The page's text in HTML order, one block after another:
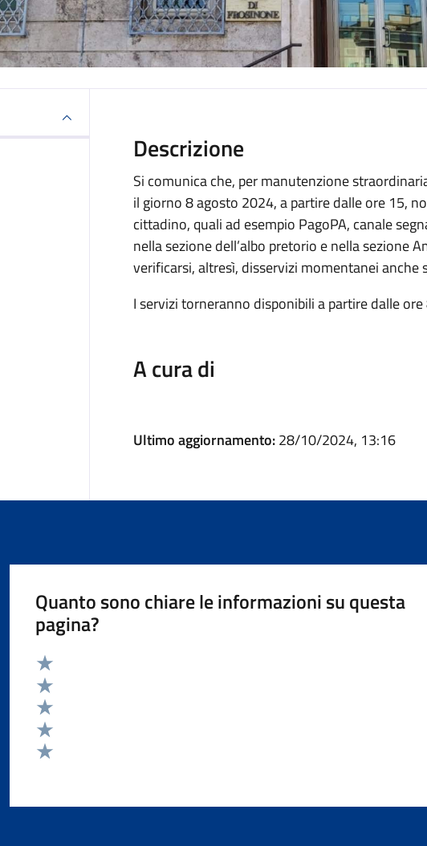
Descrizione
Si comunica che, per manutenzione
il giorno 8 agosto 2024, a partire dalle ore 15,
cittadino, quali ad esempio PagoPA, canale
nella sezione dell’albo pretorio e nella sezione
verificarsi, altresì, disservizi momentanei
I servizi torneranno disponibili a partire dalle
A cura di
Ultimo aggiornamento:28/10/2024, 13:16
Quanto sono chiare le informazioni su questa
pagina?
Valuta 5 stelle su 5
Valuta 4 stelle su 5
Valuta 3 stelle su 5
Valuta 2 stelle su 5